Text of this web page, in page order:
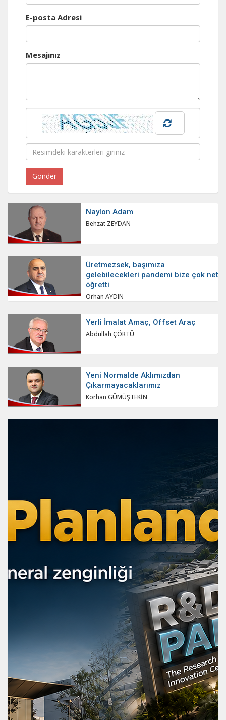
E-posta Adresi
Mesajınız
Naylon Adam
Behzat ZEYDAN
Üretmezsek, başımıza
gelebilecekleri pandemi bize çok net
öğretti
Orhan AYDIN
Yerli İmalat Amaç, Offset Araç
Abdullah ÇÖRTÜ
Yeni Normalde Aklımızdan
Çıkarmayacaklarımız
Korhan GÜMÜŞTEKİN